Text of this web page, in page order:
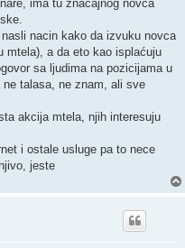
ima tu znacajnog novca
nacin kako da izvuku novca
mtela), a da eto kao isplaćuju
sa ljudima na pozicijama u
talasa, ne znam, ali sve
akcija mtela, njih interesuju
i ostale usluge pa to nece
jeste